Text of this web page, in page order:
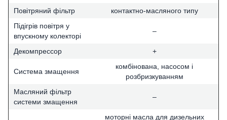
Повітряний фільтр
контактно-масляного типу
Підігрів повітря у
впускному колекторі
–
Декомпрессор +
Система змащення
комбінована, насосом і
розбризкуванням
Масляний фільтр
системи змащення
–
моторні масла для дизельних